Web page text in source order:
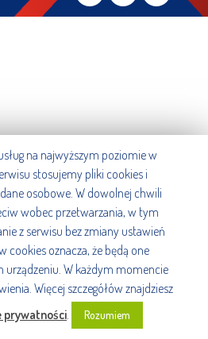
na najwyższym poziomie w
stosujemy pliki cookies i
osobowe. W dowolnej chwili
wobec przetwarzania, w tym
z serwisu bez zmiany ustawień
cookies oznacza, że będą one
urządzeniu. W każdym momencie
Więcej szczegółów znajdziesz
prywatności. Rozumiem